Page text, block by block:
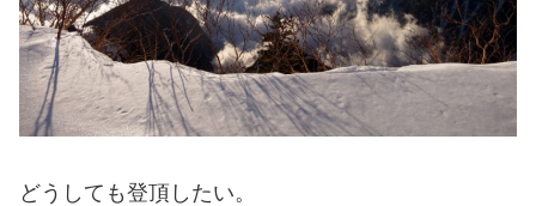
どうしても登頂したい。